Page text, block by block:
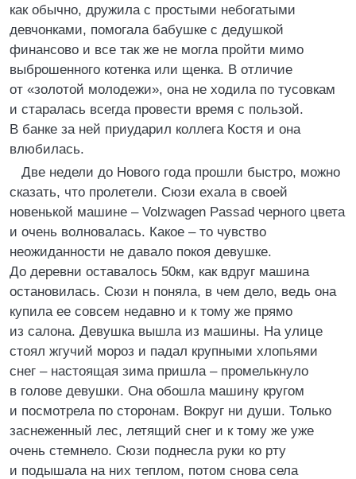
как обычно, дружила с простыми небогатыми
девчонками, помогала бабушке с дедушкой
финансово и все так же не могла пройти мимо
выброшенного котенка или щенка. В отличие
от «золотой молодежи», она не ходила по тусовкам
и старалась всегда провести время с пользой.
В банке за ней приударил коллега Костя и она
влюбилась.
Две недели до Нового года прошли быстро, можно
сказать, что пролетели. Сюзи ехала в своей
новенькой машине – Volzwagen Passad черного цвета
и очень волновалась. Какое – то чувство
неожиданности не давало покоя девушке.
До деревни оставалось 50км, как вдруг машина
остановилась. Сюзи н поняла, в чем дело, ведь она
купила ее совсем недавно и к тому же прямо
из салона. Девушка вышла из машины. На улице
стоял жгучий мороз и падал крупными хлопьями
снег – настоящая зима пришла – промелькнуло
в голове девушки. Она обошла машину кругом
и посмотрела по сторонам. Вокруг ни души. Только
заснеженный лес, летящий снег и к тому же уже
очень стемнело. Сюзи поднесла руки ко рту
и подышала на них теплом, потом снова села